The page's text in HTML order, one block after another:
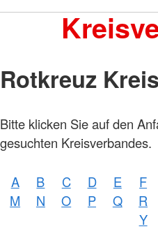
Rotkreuz
Bitte klicken Sie auf den
gesuchten Kreisverbandes.
A B C D E F
M
N O P Q R
Y